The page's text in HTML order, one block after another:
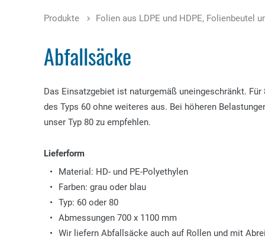
Produkte Folien aus LDPE und HDPE, Folienbeutel
Abfallsäcke
Das Einsatzgebiet ist naturgemäß uneingeschränkt.
des Typs 60 ohne weiteres aus. Bei höheren
unser Typ 80 zu empfehlen.
Lieferform
Material: HD- und PE-Polyethylen
Farben: grau oder blau
Typ: 60 oder 80
Abmessungen 700 x 1100 mm
Wir liefern Abfallsäcke auch auf Rollen und mit